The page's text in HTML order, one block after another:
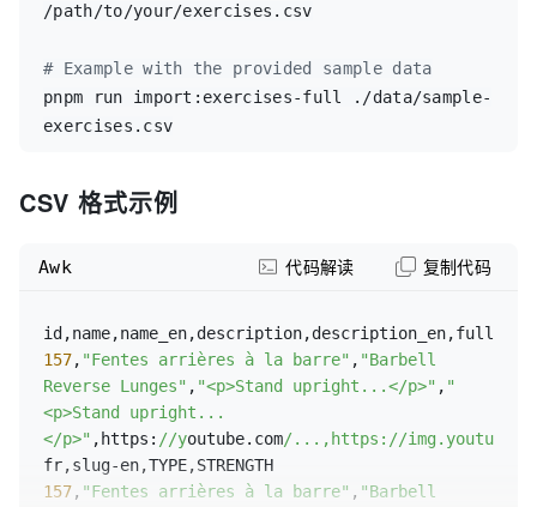
/path/to/your/exercises.csv
# Example with the provided sample data
pnpm run import:exercises-full ./data/sample-
exercises.csv
CSV 格式示例
157, "Fentes arrières à la barre" , "Barbell
Reverse Lunges" , "<p>Stand upright...</p>" , "
<p>Stand upright...
</p>" ,https: //youtube.com/...,https://
157, "Fentes arrières à la barre" , "Barbell
Awk 代码解读 复制代码